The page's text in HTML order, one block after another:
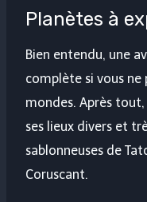
Planètes à
Bien entendu, une
complète si vous ne
mondes. Après
ses lieux divers et
sablonneuses de
Coruscant.